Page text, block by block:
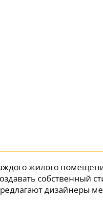
жилого
собственный
дизайнеры